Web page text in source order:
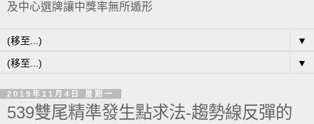
及中心選牌讓中獎率無所遁形
▼
▼
2019年11月4日 星期一
539雙尾精準發生點求法-趨勢線反彈的